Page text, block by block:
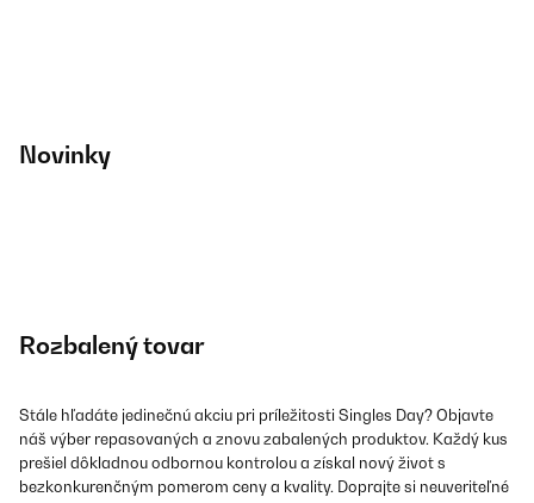
Novinky
Rozbalený tovar
Stále hľadáte jedinečnú akciu pri príležitosti Singles Day? Objavte
náš výber repasovaných a znovu zabalených produktov. Každý kus
prešiel dôkladnou odbornou kontrolou a získal nový život s
bezkonkurenčným pomerom ceny a kvality. Doprajte si neuveriteľné